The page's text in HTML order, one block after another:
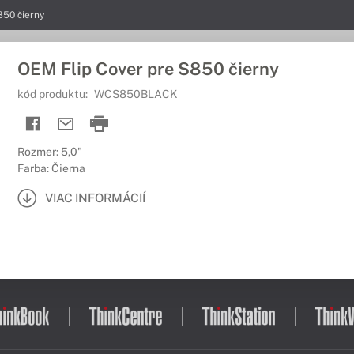
čierny
OEM Flip Cover pre S850 čierny
kód produktu: WCS850BLACK
Rozmer: 5,0"
Farba: Čierna
VIAC INFORMÁCIÍ